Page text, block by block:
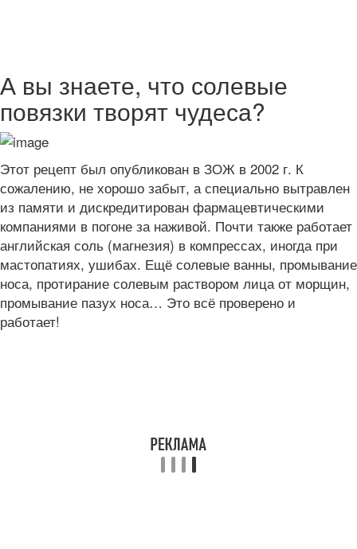
А вы знаете, что солевые
повязки творят чудеса?
Этот рецепт был опубликован в ЗОЖ в 2002 г. К
сожалению, не хорошо забыт, а специально вытравлен
из памяти и дискредитирован фармацевтическими
компаниями в погоне за наживой. Почти также работает
английская соль (магнезия) в компрессах, иногда при
мастопатиях, ушибах. Ещё солевые ванны, промывание
носа, протирание солевым раствором лица от морщин,
промывание пазух носа… Это всё проверено и
работает!